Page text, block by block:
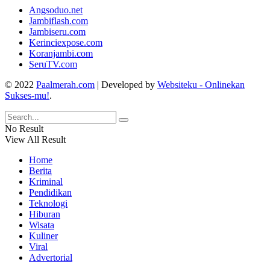
Angsoduo.net
Jambiflash.com
Jambiseru.com
Kerinciexpose.com
Koranjambi.com
SeruTV.com
© 2022 Paalmerah.com | Developed by Websiteku - Onlinekan
Sukses-mu!.
No Result
View All Result
Home
Berita
Kriminal
Pendidikan
Teknologi
Hiburan
Wisata
Kuliner
Viral
Advertorial